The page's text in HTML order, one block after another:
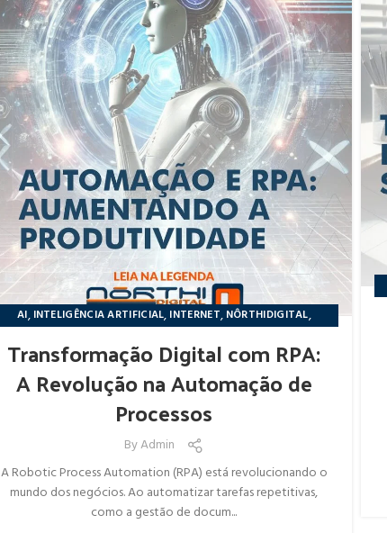
AI, INTELIGÊNCIA ARTIFICIAL, INTERNET, NÔRTHIDIGITAL,
Transformação Digital com RPA:
A Revolução na Automação de
Processos
ByAdmin
A Robotic Process Automation (RPA) está revolucionando o
mundo dos negócios. Ao automatizar tarefas repetitivas,
como a gestão de docum...